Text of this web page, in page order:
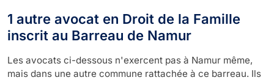
1 autre avocat en Droit de la Famille
inscrit au Barreau de Namur
Les avocats ci-dessous n'exercent pas à Namur même,
mais dans une autre commune rattachée à ce barreau. Ils